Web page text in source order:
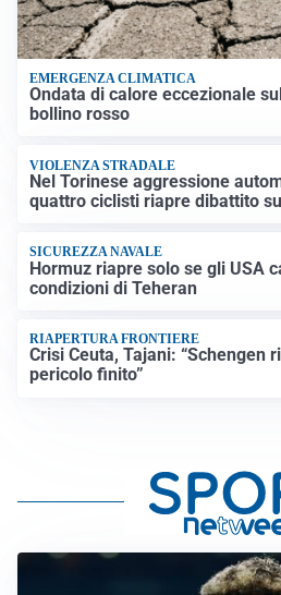
EMERGENZA CLIMATICA
Ondata di calore eccezionale
bollino rosso
VIOLENZA STRADALE
Nel Torinese aggressione
quattro ciclisti riapre dibattito
SICUREZZA NAVALE
Hormuz riapre solo se gli USA
condizioni di Teheran
RIAPERTURA FRONTIERE
Crisi Ceuta, Tajani: “Schengen
pericolo finito”